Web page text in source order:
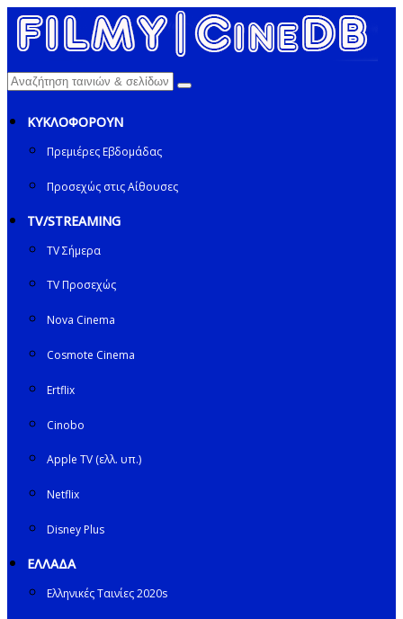
ΚΥΚΛΟΦΟΡΟΥΝ
Πρεμιέρες Εβδομάδας
Προσεχώς στις Αίθουσες
TV/STREAMING
TV Σήμερα
TV Προσεχώς
Nova Cinema
Cosmote Cinema
Ertflix
Cinobo
Apple TV (ελλ. υπ.)
Netflix
Disney Plus
ΕΛΛΑΔΑ
Ελληνικές Ταινίες 2020s